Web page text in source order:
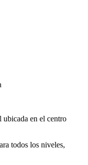
ubicada en el centro
todos los niveles,